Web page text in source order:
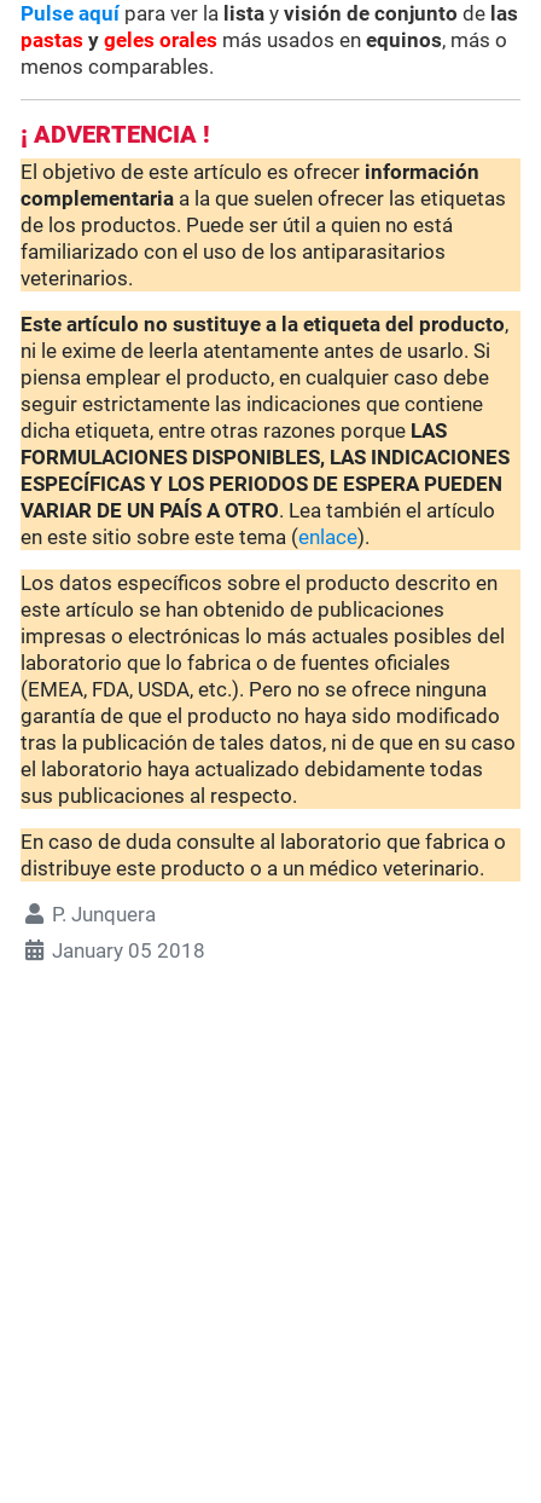
Pulse aquípara ver la lista yvisión de conjunto de las
pastas ygeles orales más usados en equinos, más o
menos comparables.
¡ ADVERTENCIA !
El objetivo de este artículo es ofrecer información
complementaria a la que suelen ofrecer las etiquetas
de los productos. Puede ser útil a quien no está
familiarizado con el uso de los antiparasitarios
veterinarios.
Este artículo no sustituye a la etiqueta del producto,
ni le exime de leerla atentamente antes de usarlo. Si
piensa emplear el producto, en cualquier caso debe
seguir estrictamente las indicaciones que contiene
dicha etiqueta, entre otras razones porque LAS
FORMULACIONES DISPONIBLES, LAS INDICACIONES
ESPECÍFICAS Y LOS PERIODOS DE ESPERA PUEDEN
VARIAR DE UN PAÍS A OTRO. Lea también el artículo
en este sitio sobre este tema (enlace).
Los datos específicos sobre el producto descrito en
este artículo se han obtenido de publicaciones
impresas o electrónicas lo más actuales posibles del
laboratorio que lo fabrica o de fuentes oficiales
(EMEA, FDA, USDA, etc.). Pero no se ofrece ninguna
garantía de que el producto no haya sido modificado
tras la publicación de tales datos, ni de que en su caso
el laboratorio haya actualizado debidamente todas
sus publicaciones al respecto.
En caso de duda consulte al laboratorio que fabrica o
distribuye este producto o a un médico veterinario.
P. Junquera
January 05 2018